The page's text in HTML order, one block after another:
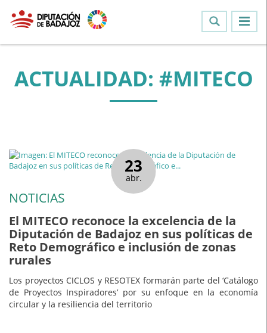
ACTUALIDAD: #MITECO
23
abr.
NOTICIAS
El MITECO reconoce la excelencia de la
Diputación de Badajoz en sus políticas de
Reto Demográfico e inclusión de zonas
rurales
Los proyectos CICLOS y RESOTEX formarán parte del ‘Catálogo
de Proyectos Inspiradores’ por su enfoque en la economía
circular y la resiliencia del territorio